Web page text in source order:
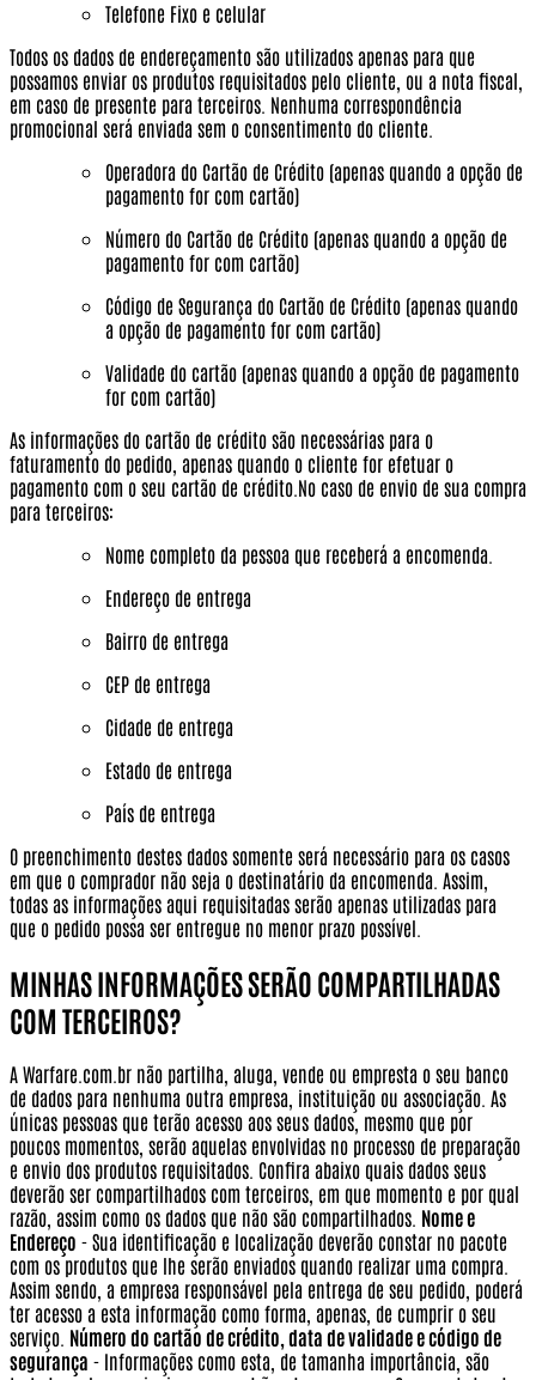
Telefone Fixo e celular
Todos os dados de endereçamento são utilizados apenas para que
possamos enviar os produtos requisitados pelo cliente, ou a nota fiscal,
em caso de presente para terceiros. Nenhuma correspondência
promocional será enviada sem o consentimento do cliente.
Operadora do Cartão de Crédito (apenas quando a opção de
pagamento for com cartão)
Número do Cartão de Crédito (apenas quando a opção de
pagamento for com cartão)
Código de Segurança do Cartão de Crédito (apenas quando
a opção de pagamento for com cartão)
Validade do cartão (apenas quando a opção de pagamento
for com cartão)
As informações do cartão de crédito são necessárias para o
faturamento do pedido, apenas quando o cliente for efetuar o
pagamento com o seu cartão de crédito.No caso de envio de sua compra
para terceiros:
Nome completo da pessoa que receberá a encomenda.
Endereço de entrega
Bairro de entrega
CEP de entrega
Cidade de entrega
Estado de entrega
País de entrega
O preenchimento destes dados somente será necessário para os casos
em que o comprador não seja o destinatário da encomenda. Assim,
todas as informações aqui requisitadas serão apenas utilizadas para
que o pedido possa ser entregue no menor prazo possível.
MINHAS INFORMAÇÕES SERÃO COMPARTILHADAS
COM TERCEIROS?
A Warfare.com.br não partilha, aluga, vende ou empresta o seu banco
de dados para nenhuma outra empresa, instituição ou associação. As
únicas pessoas que terão acesso aos seus dados, mesmo que por
poucos momentos, serão aquelas envolvidas no processo de preparação
e envio dos produtos requisitados. Confira abaixo quais dados seus
deverão ser compartilhados com terceiros, em que momento e por qual
razão, assim como os dados que não são compartilhados. Nome e
Endereço - Sua identificação e localização deverão constar no pacote
com os produtos que lhe serão enviados quando realizar uma compra.
Assim sendo, a empresa responsável pela entrega de seu pedido, poderá
ter acesso a esta informação como forma, apenas, de cumprir o seu
serviço. Número do cartão de crédito, data de validade e código de
segurança - Informações como esta, de tamanha importância, são